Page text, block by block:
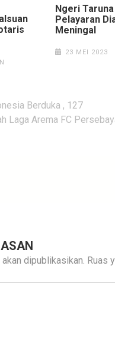
Ngeri
Pelayaran
Meningal
23 MEI 2023
Berduka , 127
Laga Arema FC
dipublikasikan. Ruas